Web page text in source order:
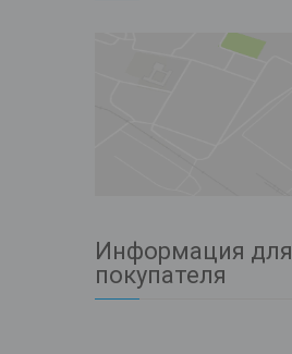
Информация для
покупателя